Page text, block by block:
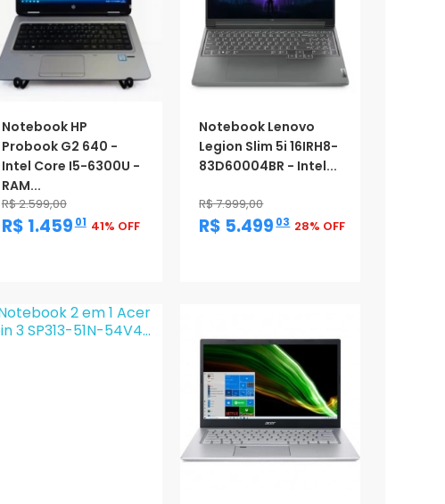
Notebook HP
Probook G2 640 -
Intel Core I5-6300U -
RAM...
R$ 2.599,00
R$ 1.459 ,01 41% OFF
Notebook Lenovo
Legion Slim 5i 16IRH8-
83D60004BR - Intel...
R$ 7.999,00
R$ 5.499 ,03 28% OFF